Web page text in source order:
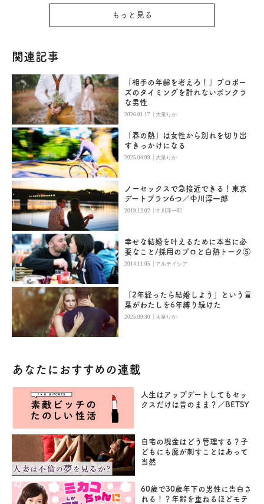
もっと見る
関連記事
「相手の年齢を考えろ！」プロポー
ズのタイミングを計れないボンクラ
な男性
2026.01.17 |大泉りか
「春の熱」は女性から別れを切り出
すきっかけになる
2025.04.09 |大泉りか
ノーセックスで急接近できる！東京
デートプラン6つ／中川淳一郎
2019.12.02 |中川淳一郎
幸せな結婚を叶えるために本当に必
要なこと/採用のプロと白熱トーク⑤
2014.11.05 | アルテイシア
「2年経ったら結婚しよう」という言
葉がわたしを6年縛り続けた
2025.09.30 |大泉りか
あなたにおすすめの連載
人生はアップデートしてもセッ
クスだけは昔のまま？／BETSY
自宅の現金はどう管理する？子
どもにも魔が刺すことはあって
当然
60歳で30歳年下の男性に告白さ
れる！？年齢を重ねるほどモテ